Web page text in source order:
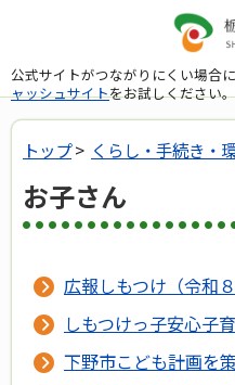
公式サイトがつながりにくい場合
ャッシュサイトをお試しください。
トップ> くらし・手続き・
お子さん
広報しもつけ（令和
しもつけっ子安心子
下野市こども計画を